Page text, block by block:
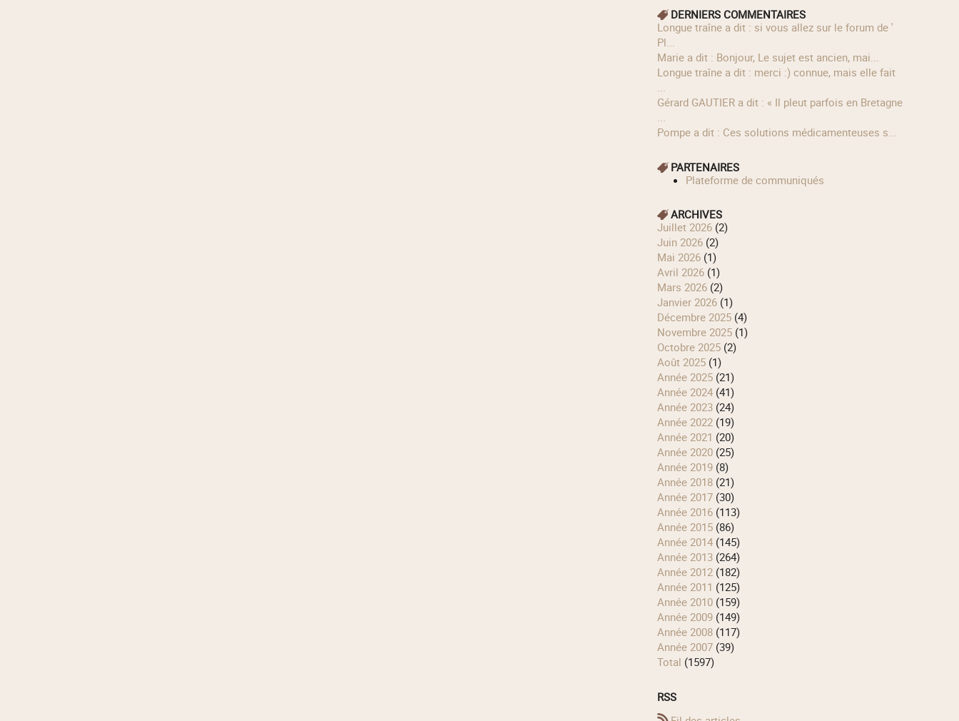
DERNIERS COMMENTAIRES
longue traîne a dit : si vous allez sur le forum de '
Pl...
Marie a dit : Bonjour, Le sujet est ancien, mai...
longue traîne a dit : merci :) connue, mais elle fait
...
Gérard GAUTIER a dit : « Il pleut parfois en Bretagne
...
Pompe a dit : Ces solutions médicamenteuses s...
PARTENAIRES
Plateforme de communiqués
ARCHIVES
juillet 2026(2)
juin 2026(2)
mai 2026(1)
avril 2026(1)
mars 2026(2)
janvier 2026(1)
décembre 2025(4)
novembre 2025(1)
octobre 2025(2)
août 2025(1)
année 2025(21)
année 2024(41)
année 2023(24)
année 2022(19)
année 2021 (20)
année 2020(25)
année 2019(8)
année 2018(21)
année 2017(30)
année 2016(113)
année 2015(86)
année 2014(145)
année 2013(264)
année 2012(182)
année 2011 (125)
année 2010(159)
année 2009(149)
année 2008(117)
année 2007(39)
total (1597)
RSS